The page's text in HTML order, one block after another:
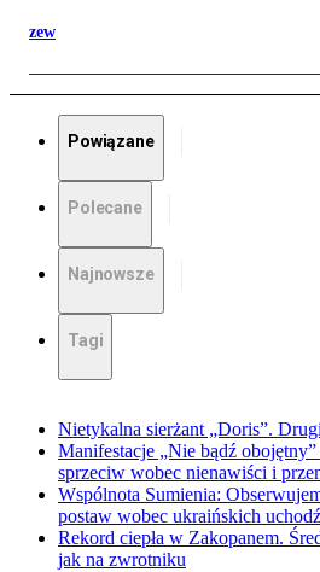
zew
Powiązane
Polecane
Najnowsze
Tagi
Nietykalna sierżant „Doris”.
Manifestacje „Nie bądź
sprzeciw wobec nienawiści i
Wspólnota Sumienia:
postaw wobec ukraińskich
Rekord ciepła w Zakopanem.
jak na zwrotniku